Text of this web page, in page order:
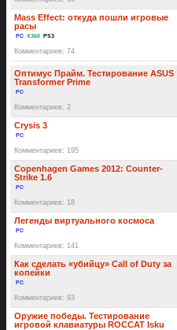
Mass Effect: откуда пошли игровые
расы
PC X360 PS3
Комментариев: 74
Оптимус Прайм. Тестирование ASUS
Transformer Prime
PC
Комментариев: 2
Crysis 3
PC
Комментариев: 195
Copenhagen Games 2012: Counter-
Strike 1.6
PC
Комментариев: 18
Легенды виртуального космоса
PC
Комментариев: 141
Как сделать «убийцу» Call of Duty за
копейки
PC
Комментариев: 93
Оружие победы. Тестирование
игровой клавиатуры ROCCAT Isku